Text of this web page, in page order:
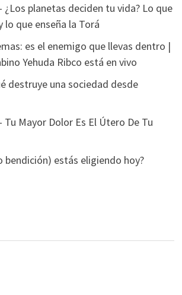
¿Los planetas deciden tu vida? Lo que
que enseña la Torá
es el enemigo que llevas dentro |
Yehuda Ribco está en vivo
destruye una sociedad desde
Tu Mayor Dolor Es El Útero De Tu
bendición) estás eligiendo hoy?